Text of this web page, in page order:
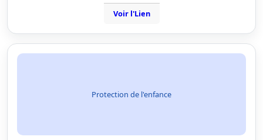
Voir l'Lien
Protection de l'enfance